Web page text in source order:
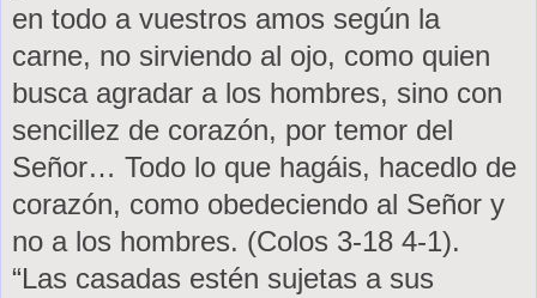
en todo a vuestros amos según la
carne, no sirviendo al ojo, como quien
busca agradar a los hombres, sino con
sencillez de corazón, por temor del
Señor… Todo lo que hagáis, hacedlo de
corazón, como obedeciendo al Señor y
no a los hombres. (Colos 3-18 4-1).
“Las casadas estén sujetas a sus